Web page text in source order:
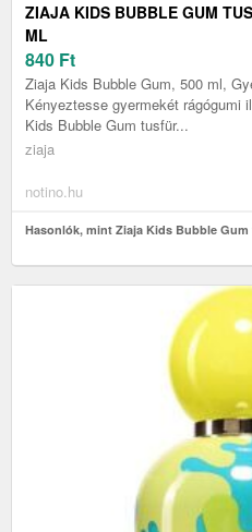
ZIAJA KIDS BUBBLE GUM
ML
840 Ft
Ziaja Kids Bubble Gum, 500 ml,
Kényeztesse gyermekét rágógumi
Kids Bubble Gum tusfür...
ziaja
notino.hu
Hasonlók, mint Ziaja Kids Bubble